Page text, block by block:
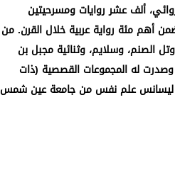
ألف عشر روايات ومسرحيتين
ومجموعة نثرية ومن ضمن رواياته (الاعتراف) وفازت ضمن أهم مئة رواية عربية خلال القرن. من
الصنم، وسلايم، وثنائية مجبل بن
شهوان، وثنائية الروح والحبر والتمثال، وزينة الملكة. وصدرت له المجموعات القصصية (ذات
ليسانس علم نفس من جامعة عين شمس